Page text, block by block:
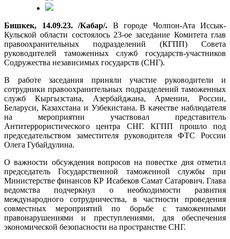
Бишкек, 14.09.23. /Кабар/. В городе Чолпон-Ата Иссык-
Кульской области состоялось 23-ое заседание Комитета глав
правоохранительных подразделений (КГПП) Совета
руководителей таможенных служб государств-участников
Содружества независимых государств (СНГ).
В работе заседания приняли участие руководители и
сотрудники правоохранительных подразделений таможенных
служб Кыргызстана, Азербайджана, Армении, России,
Беларуси, Казахстана и Узбекистана. В качестве наблюдателя
на мероприятии участвовал представитель
Антитеррористического центра СНГ. КГПП прошло под
председательством заместителя руководителя ФТС России
Олега Губайдулина.
О важности обсуждения вопросов на повестке дня отметил
председатель Государственной таможенной службы при
Министерстве финансов КР Исабеков Самат Сатарович. Глава
ведомства подчеркнул о необходимости развития
международного сотрудничества, в частности проведения
совместных мероприятий по борьбе с таможенными
правонарушениями и преступлениями, для обеспечения
экономической безопасности на пространстве СНГ.